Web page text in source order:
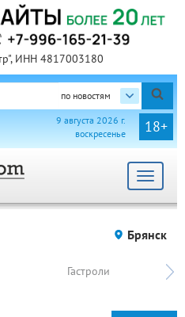
ИНН 4817003180
по новостям
18+
9 августа 2026 г.
воскресенье
Toggle
Брянск
Гастроли